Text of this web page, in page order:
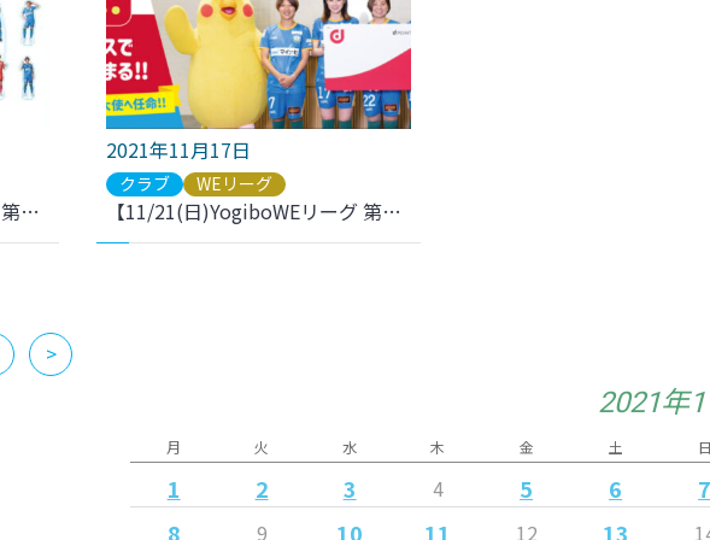
【11/21(日)YogiboWEリーグ 第10節 I神戸戦】新グッズ発売のお知らせ
2021年11月17日
クラブ WEリーグ
【11/21(日)YogiboWEリーグ 第10節 I神戸戦】dポイント＆d払い NTTドコモプレゼンツ 復興応援マッチ開催のご案内
>
2021年
月 火 水 木 金 土 日
1 2 3 4 5 6
7
8
9 10 11 12 13